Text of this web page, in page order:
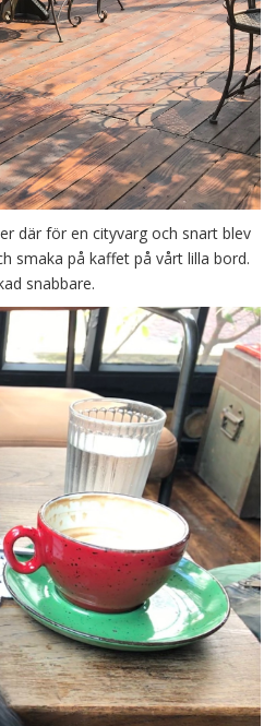
där för en cityvarg och snart blev
smaka på kaffet på vårt lilla bord.
snabbare.